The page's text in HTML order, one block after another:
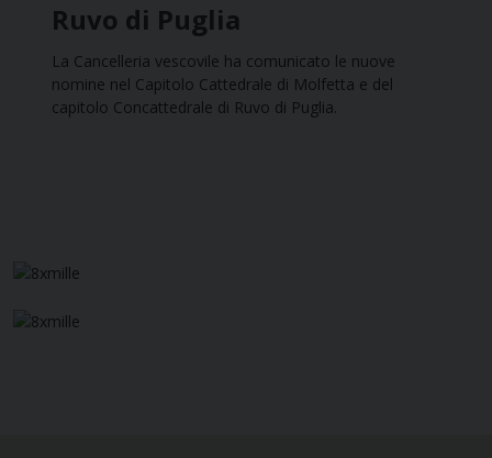
Ruvo di Puglia
La Cancelleria vescovile ha comunicato le nuove
nomine nel Capitolo Cattedrale di Molfetta e del
capitolo Concattedrale di Ruvo di Puglia.